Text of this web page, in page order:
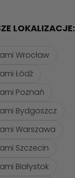
LOKALIZACJE:
Wrocław
Łódź
Poznań
Bydgoszcz
Warszawa
Szczecin
Białystok